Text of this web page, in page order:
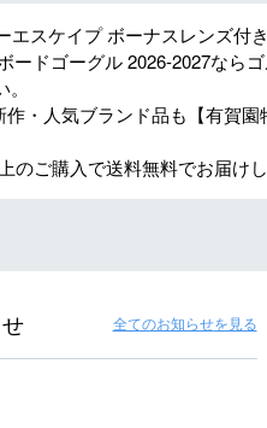
スケイプ ボーナスレンズ付
ドゴーグル 2026-2027なら
・人気ブランド品も【有賀
ご購入で送料無料でお届けし
全てのお知らせを見る